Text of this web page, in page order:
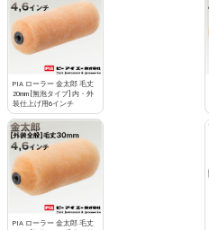
PIA ローラー 金太郎 毛丈
20mm [無泡タイプ] 内・外
装仕上げ用6インチ
PIA ローラー 金太郎 毛丈